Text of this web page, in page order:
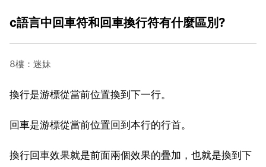
c語言中回車符和回車換行符有什麼區別?
8樓：迷妹
換行是游標從當前位置換到下一行。
回車是游標從當前位置回到本行的行首。
換行回車效果就是前面兩個效果的疊加，也就是換到下